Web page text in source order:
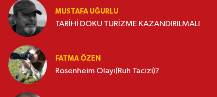
MUSTAFA UĞURLU
TARİHİ DOKU TURİZME KAZANDIRILMALI
FATMA ÖZEN
Rosenheim Olayı(Ruh Tacizi)?